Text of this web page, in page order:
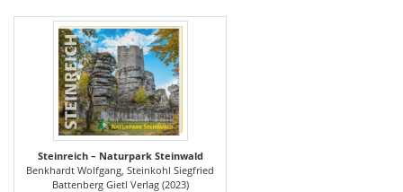
Steinreich – Naturpark Steinwald
Benkhardt Wolfgang, Steinkohl Siegfried
Battenberg Gietl Verlag (2023)